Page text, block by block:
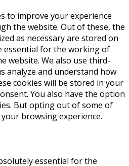
to improve your experience
the website. Out of these, the
as necessary are stored on
essential for the working of
website. We also use third-
analyze and understand how
cookies will be stored in your
You also have the option
But opting out of some of
browsing experience.
essential for the